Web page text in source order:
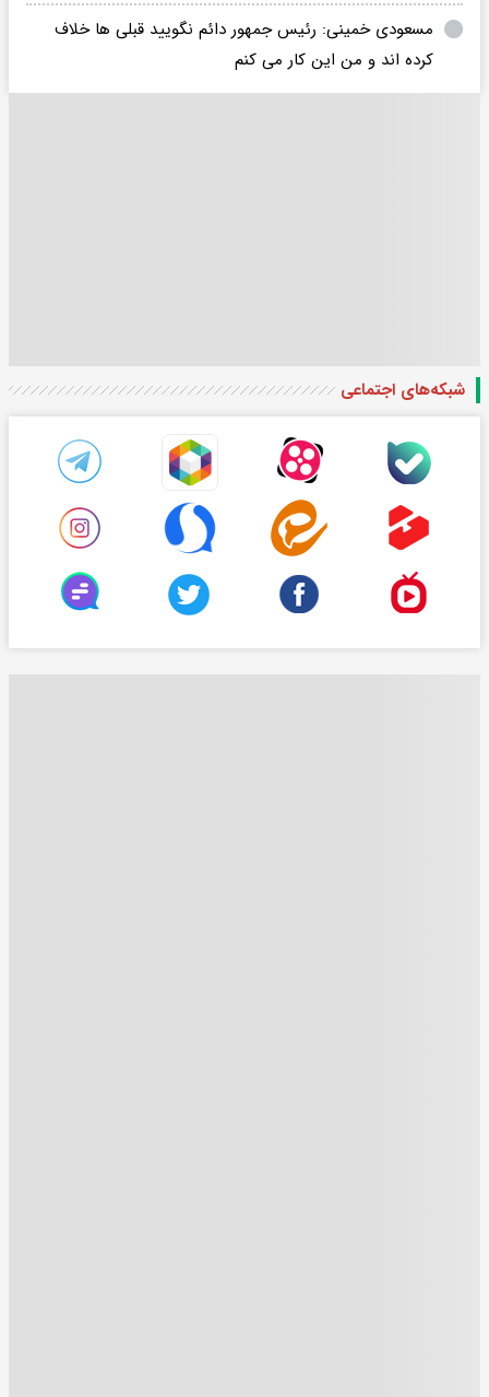
مسعودی خمینی: رئیس جمهور دائم نگویید قبلی ها خلاف
کرده اند و من این کار می کنم
شبکه‌های اجتماعی